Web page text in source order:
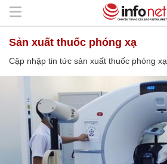
sản xuất thuốc phóng xạ
Cập nhập tin tức sản xuất thuốc phóng xạ